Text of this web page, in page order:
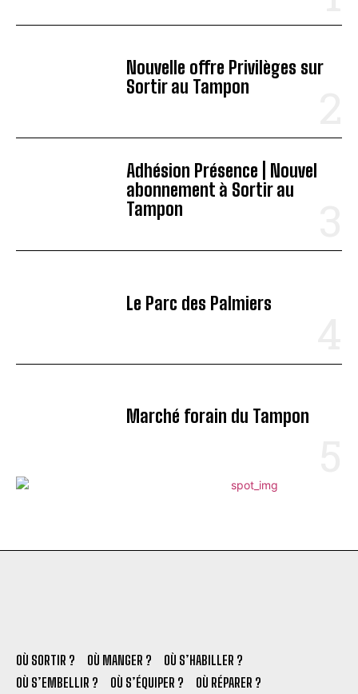
Nouvelle offre Privilèges sur
Sortir au Tampon
Adhésion Présence | Nouvel
abonnement à Sortir au
Tampon
Le Parc des Palmiers
Marché forain du Tampon
OÙ SORTIR ? OÙ MANGER ?
OÙ S’HABILLER ?
OÙ S’EMBELLIR ?
OÙ S’ÉQUIPER ?
OÙ RÉPARER ?